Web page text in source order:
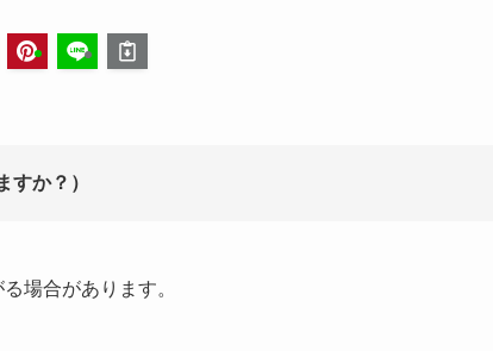
か？）
場合があります。